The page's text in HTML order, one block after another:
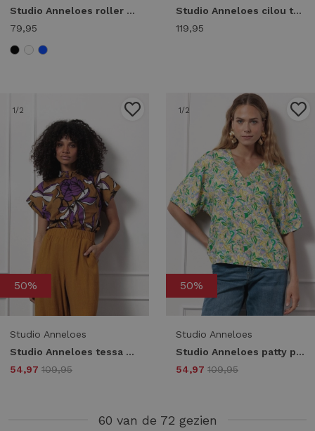
Studio Anneloes roller shirt 94845 T-shirt Korte mouw 6900 dark blue
79,95
Studio Anneloes cilou top 94840 T-shirt Korte mouw 8700 espresso
119,95
1/2
50%
Studio Anneloes
Studio Anneloes tessa flower top 12895 T-shirt Korte mouw 2550 honey/purple
54,97 109,95
1/2
50%
Studio Anneloes
Studio Anneloes patty pastel v neck top 12851 T-shirt Korte mouw 9997 multi color
54,97 109,95
60 van de 72 gezien